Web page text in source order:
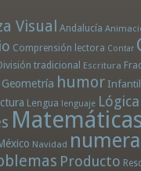
Visual Andalucía
Comprensión lectora Contar
tradicional Escritura
Geometría humor Infantil
Lengua lenguaje Lógica
Navidad
Producto